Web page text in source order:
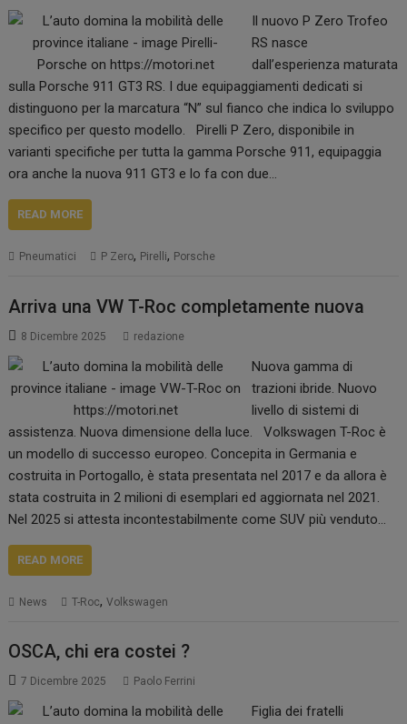
Il nuovo P Zero Trofeo
RS nasce
dall’esperienza maturata
sulla Porsche 911 GT3 RS. I due equipaggiamenti dedicati si
distinguono per la marcatura “N” sul fianco che indica lo sviluppo
specifico per questo modello. Pirelli P Zero, disponibile in
varianti specifiche per tutta la gamma Porsche 911, equipaggia
ora anche la nuova 911 GT3 e lo fa con due…
READ MORE
Pneumatici P Zero, Pirelli, Porsche
Arriva una VW T-Roc completamente nuova
8 Dicembre 2025 redazione
Nuova gamma di
trazioni ibride. Nuovo
livello di sistemi di
assistenza. Nuova dimensione della luce. Volkswagen T-Roc è
un modello di successo europeo. Concepita in Germania e
costruita in Portogallo, è stata presentata nel 2017 e da allora è
stata costruita in 2 milioni di esemplari ed aggiornata nel 2021.
Nel 2025 si attesta incontestabilmente come SUV più venduto…
READ MORE
News T-Roc,Volkswagen
OSCA, chi era costei ?
7 Dicembre 2025 Paolo Ferrini
Figlia dei fratelli